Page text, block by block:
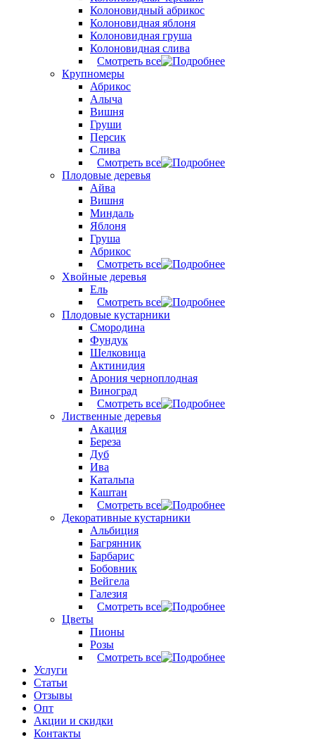
Колоновидный абрикос
Колоновидная яблоня
Колоновидная груша
Колоновидная слива
Смотреть все
Крупномеры
Абрикос
Алыча
Вишня
Груши
Персик
Слива
Смотреть все
Плодовые деревья
Айва
Вишня
Миндаль
Яблоня
Груша
Абрикос
Смотреть все
Хвойные деревья
Ель
Смотреть все
Плодовые кустарники
Смородина
Фундук
Шелковица
Актинидия
Арония черноплодная
Виноград
Смотреть все
Лиственные деревья
Акация
Береза
Дуб
Ива
Катальпа
Каштан
Смотреть все
Декоративные кустарники
Альбиция
Багрянник
Барбарис
Бобовник
Вейгела
Галезия
Смотреть все
Цветы
Пионы
Розы
Смотреть все
Услуги
Статьи
Отзывы
Опт
Акции и скидки
Контакты